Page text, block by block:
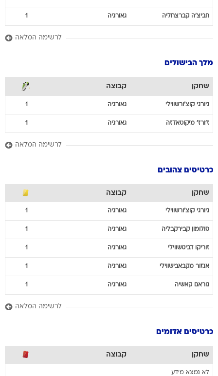
חביצ'ה קברצחליה גאורגיה 1
לרשימה המלאה
מלך הבישולים
שחקן קבוצה
גיורגי קוצ'ורשווילי גאורגיה 1
ז'ורז' מיקוטאדזה גאורגיה 1
לרשימה המלאה
כרטיסים צהובים
שחקן קבוצה
גיורגי קוצ'ורשווילי גאורגיה 1
סולומון קבירקבליה גאורגיה 1
זוריקו דביטשווילי גאורגיה 1
אנזור מקבאבישווילי גאורגיה 1
גוראם קאשיה גאורגיה 1
לרשימה המלאה
כרטיסים אדומים
שחקן קבוצה
לא נמצא מידע